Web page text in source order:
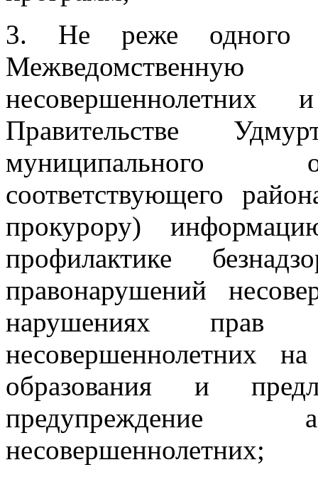
3. Не реже одного
Правительстве
муниципального
соответствующего
прокурору)
профилактике
правонарушений
нарушениях прав
несовершеннолетних
образования и
предупреждение
несовершеннолетних;